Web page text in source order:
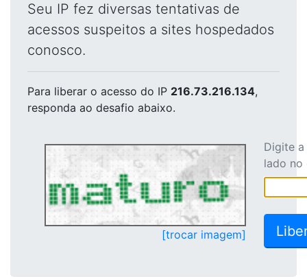
Seu IP fez diversas tentativas de
acessos suspeitos a sites hospedados
conosco.
Para liberar o acesso do IP 216.73.216.134,
responda ao desafio abaixo.
[trocar imagem]
Digite
lado no